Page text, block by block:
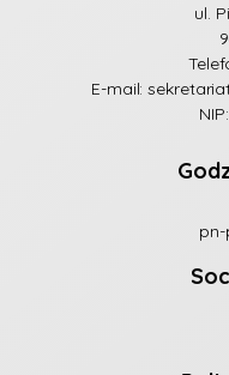
ul.
E-mail:
pn-